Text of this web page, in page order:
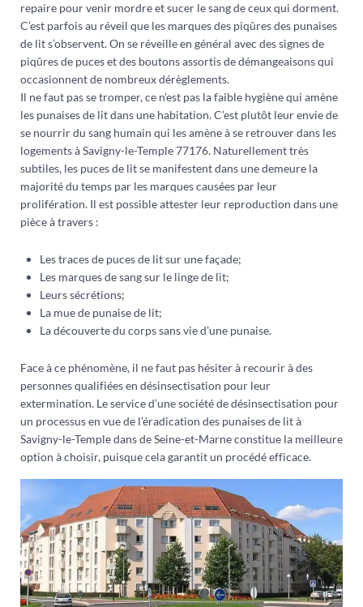
repaire pour venir mordre et sucer le sang de ceux qui dorment.
C’est parfois au réveil que les marques des piqûres des punaises
de lit s’observent. On se réveille en général avec des signes de
piqûres de puces et des boutons assortis de démangeaisons qui
occasionnent de nombreux dérèglements.
Il ne faut pas se tromper, ce n’est pas la faible hygiène qui amène
les punaises de lit dans une habitation. C’est plutôt leur envie de
se nourrir du sang humain qui les amène à se retrouver dans les
logements à Savigny-le-Temple 77176. Naturellement très
subtiles, les puces de lit se manifestent dans une demeure la
majorité du temps par les marques causées par leur
prolifération. Il est possible attester leur reproduction dans une
pièce à travers :
Les traces de puces de lit sur une façade;
Les marques de sang sur le linge de lit;
Leurs sécrétions;
La mue de punaise de lit;
La découverte du corps sans vie d’une punaise.
Face à ce phénomène, il ne faut pas hésiter à recourir à des
personnes qualifiées en désinsectisation pour leur
extermination. Le service d’une société de désinsectisation pour
un processus en vue de l’éradication des punaises de lit à
Savigny-le-Temple dans de Seine-et-Marne constitue la meilleure
option à choisir, puisque cela garantit un procédé efficace.